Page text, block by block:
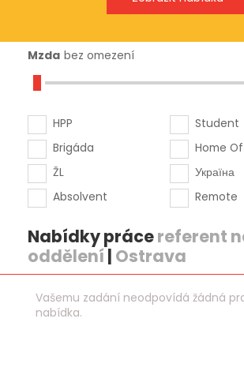
Mzda bez omezení
HPP
Brigáda
ŽL
Absolvent
Student
Home
Україна
Remote
Nabídky prácereferent
oddělení | Ostrava
Vašemu zadání neodpovídá žádná
nabídka.